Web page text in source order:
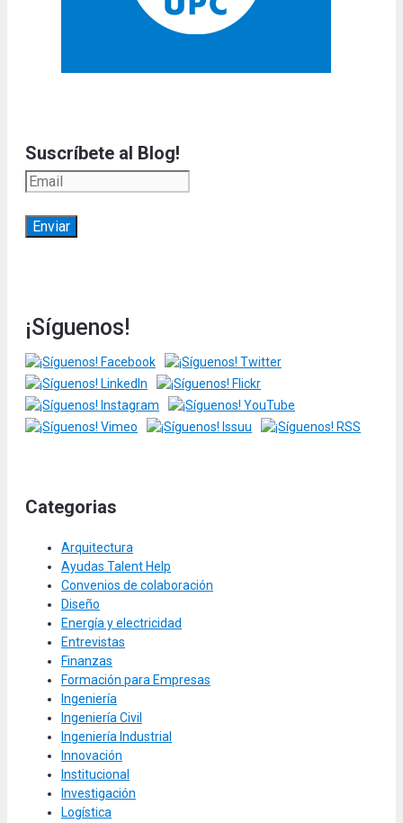
Suscríbete al Blog!
¡Síguenos!
Categorias
Arquitectura
Ayudas Talent Help
Convenios de colaboración
Diseño
Energía y electricidad
Entrevistas
Finanzas
Formación para Empresas
Ingeniería
Ingeniería Civil
Ingeniería Industrial
Innovación
Institucional
Investigación
Logística